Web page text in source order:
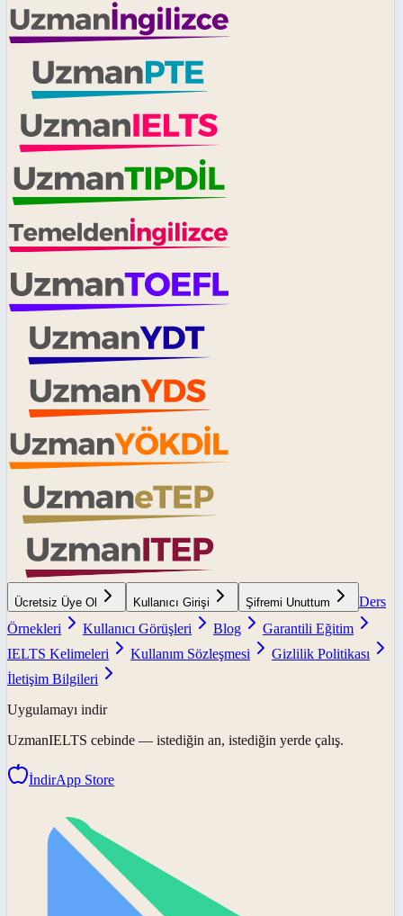
Ücretsiz Üye Ol Kullanıcı Girişi Şifremi Unuttum
Ders
Örnekleri
Kullanıcı Görüşleri Blog
Garantili Eğitim
IELTS Kelimeleri
Kullanım Sözleşmesi
Gizlilik Politikası
İletişim Bilgileri
Uygulamayı indir
UzmanIELTS cebinde — istediğin an, istediğin yerde çalış.
İndirApp Store